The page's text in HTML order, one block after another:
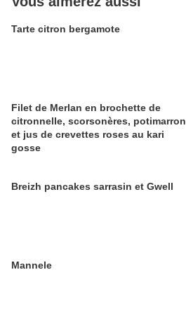
Tarte citron bergamote
Filet de Merlan en brochette de
citronnelle, scorsonères, potimarron
et jus de crevettes roses au kari
gosse
Breizh pancakes sarrasin et Gwell
Mannele